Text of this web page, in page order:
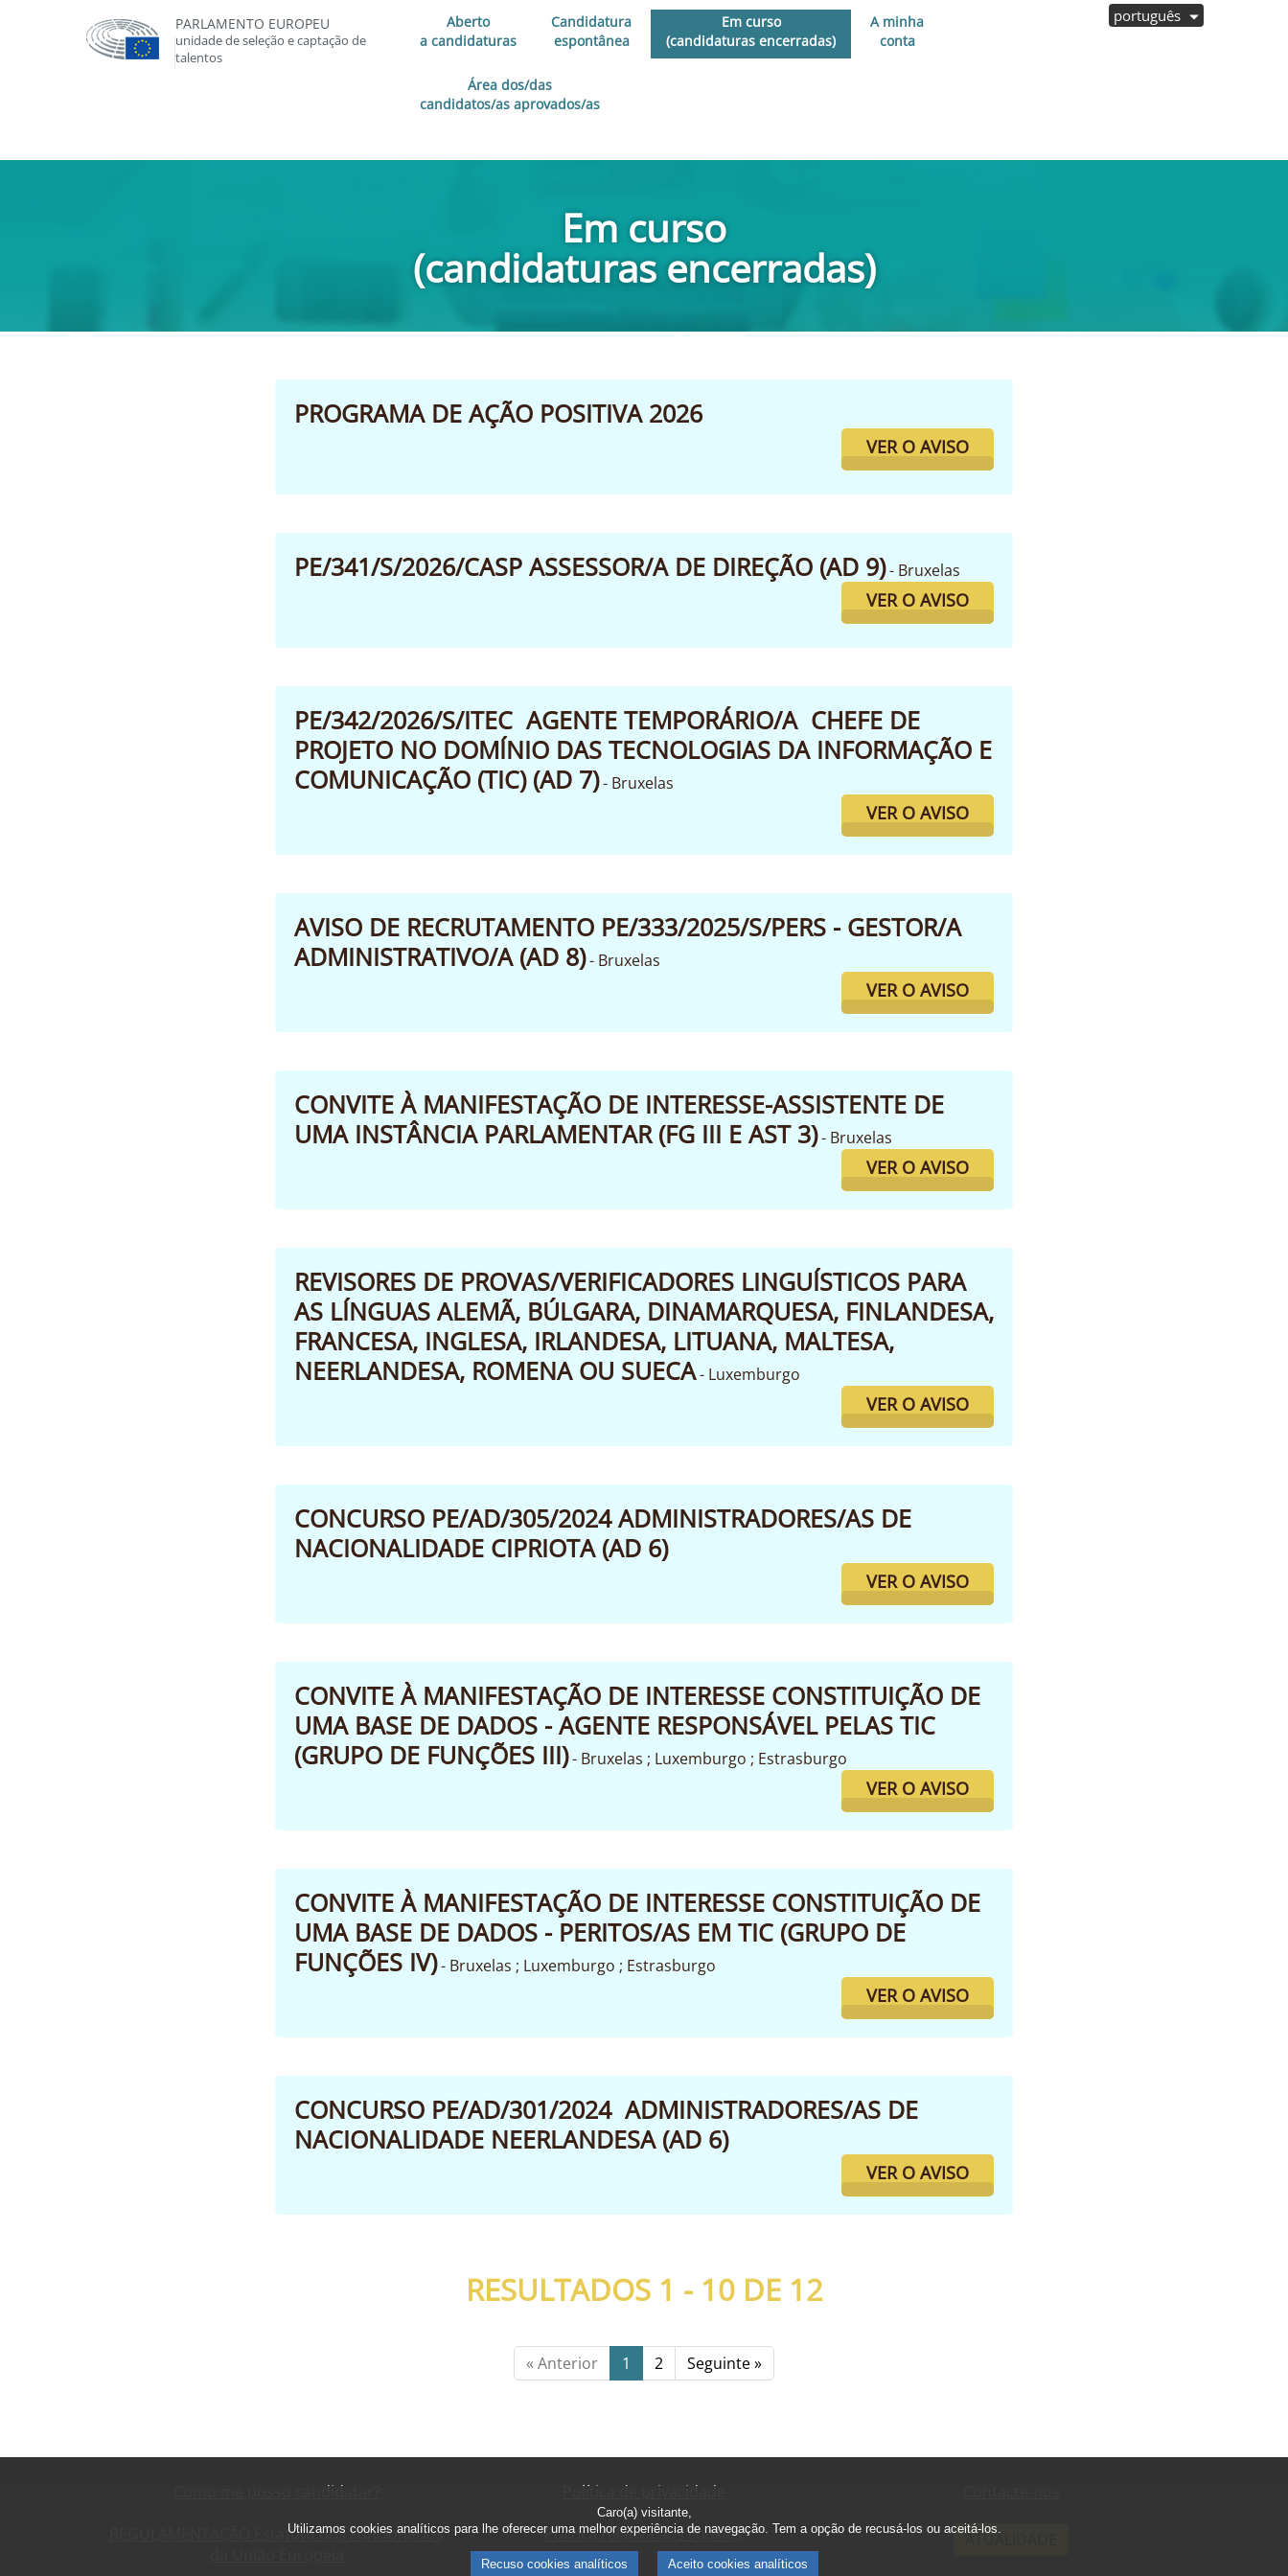
Caro(a) visitante,
Utilizamos cookies analíticos para lhe oferecer uma melhor experiência de navegação. Tem a opção de recusá-los ou aceitá-los.
Recuso cookies analíticos Aceito cookies analíticos
PARLAMENTO EUROPEU
unidade de seleção e captação de
talentos
Aberto
a candidaturas
Candidatura
espontânea
Em curso
(candidaturas encerradas)
A minha
conta
Área dos/das
candidatos/as aprovados/as
português
Em curso
(candidaturas encerradas)
PROGRAMA DE AÇÃO POSITIVA 2026
VER O AVISO
PE/341/S/2026/CASP ASSESSOR/A DE DIREÇÃO (AD 9)- Bruxelas
VER O AVISO
PE/342/2026/S/ITEC AGENTE TEMPORÁRIO/A CHEFE DE
PROJETO NO DOMÍNIO DAS TECNOLOGIAS DA INFORMAÇÃO E
COMUNICAÇÃO (TIC) (AD 7)- Bruxelas
VER O AVISO
AVISO DE RECRUTAMENTO PE/333/2025/S/PERS - GESTOR/A
ADMINISTRATIVO/A (AD 8)- Bruxelas
VER O AVISO
CONVITE À MANIFESTAÇÃO DE INTERESSE-ASSISTENTE DE
UMA INSTÂNCIA PARLAMENTAR (FG III E AST 3)- Bruxelas
VER O AVISO
REVISORES DE PROVAS/VERIFICADORES LINGUÍSTICOS PARA
AS LÍNGUAS ALEMÃ, BÚLGARA, DINAMARQUESA, FINLANDESA,
FRANCESA, INGLESA, IRLANDESA, LITUANA, MALTESA,
NEERLANDESA, ROMENA OU SUECA- Luxemburgo
VER O AVISO
CONCURSO PE/AD/305/2024 ADMINISTRADORES/AS DE
NACIONALIDADE CIPRIOTA (AD 6)
VER O AVISO
CONVITE À MANIFESTAÇÃO DE INTERESSE CONSTITUIÇÃO DE
UMA BASE DE DADOS - AGENTE RESPONSÁVEL PELAS TIC
(GRUPO DE FUNÇÕES III)- Bruxelas ; Luxemburgo ; Estrasburgo
VER O AVISO
CONVITE À MANIFESTAÇÃO DE INTERESSE CONSTITUIÇÃO DE
UMA BASE DE DADOS - PERITOS/AS EM TIC (GRUPO DE
FUNÇÕES IV)- Bruxelas ; Luxemburgo ; Estrasburgo
VER O AVISO
CONCURSO PE/AD/301/2024 ADMINISTRADORES/AS DE
NACIONALIDADE NEERLANDESA (AD 6)
VER O AVISO
RESULTADOS 1 - 10 DE 12
« Anterior 1 2 Seguinte »
Como me posso candidatar?
REGULAMENTAÇÃO Estatuto dos Funcionários
Política de privacidade
Política relativa aos cookies
ATUALIDADE